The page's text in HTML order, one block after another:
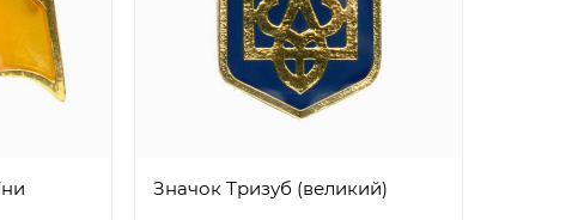
Значок Тризуб (великий)